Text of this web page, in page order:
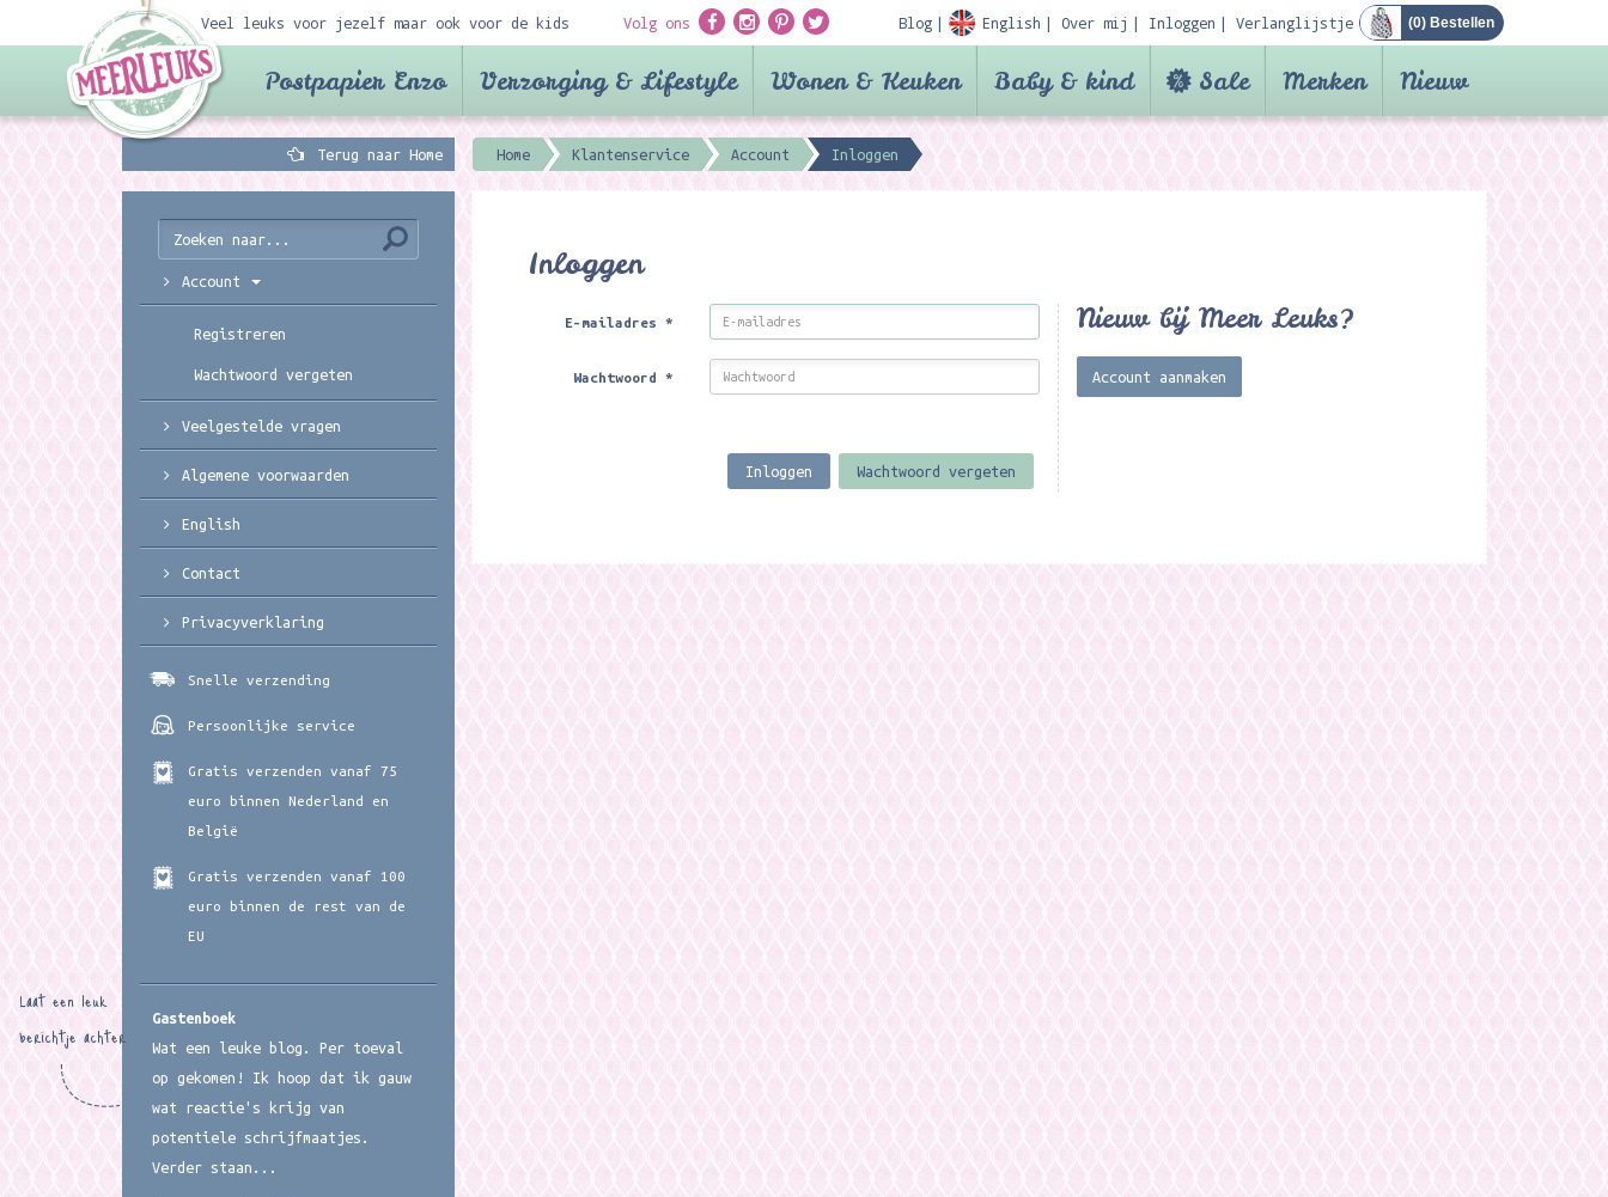
Veel leuks voor jezelf maar ook voor de kids Volg ons Blog English Over mij Inloggen Verlanglijstje (0) Bestellen
Postpapier Enzo Verzorging & Lifestyle Wonen & Keuken Baby & kind Sale Merken Nieuw
Terug naar Home Home Klantenservice Account Inloggen
Inloggen
E-mailadres*
Wachtwoord*
Inloggen Wachtwoord vergeten
Nieuw bij Meer Leuks?
Account aanmaken
Account
Registreren
Wachtwoord vergeten
Veelgestelde vragen
Algemene voorwaarden
English
Contact
Privacyverklaring
Snelle verzending
Persoonlijke service
Gratis verzenden vanaf 75
euro binnen Nederland en
België
Gratis verzenden vanaf 100
euro binnen de rest van de
EU
Gastenboek
Wat een leuke blog. Per toeval
op gekomen! Ik hoop dat ik gauw
wat reactie's krijg van
potentiele schrijfmaatjes.
Verder staan...
Laat een leuk
berichtje achter